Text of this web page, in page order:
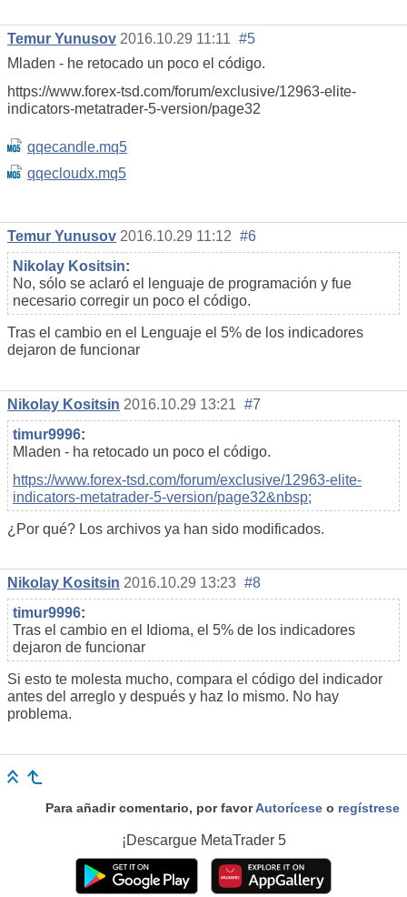
Temur Yunusov 2016.10.29 11:11 #5
Mladen - he retocado un poco el código.
https://www.forex-tsd.com/forum/exclusive/12963-elite-
indicators-metatrader-5-version/page32
qqecandle.mq5
qqecloudx.mq5
Temur Yunusov 2016.10.29 11:12 #6
Nikolay Kositsin:
No, sólo se aclaró el lenguaje de programación y fue
necesario corregir un poco el código.
Tras el cambio en el Lenguaje el 5% de los indicadores
dejaron de funcionar
Nikolay Kositsin 2016.10.29 13:21 #7
timur9996:
Mladen - ha retocado un poco el código.
https://www.forex-tsd.com/forum/exclusive/12963-elite-
indicators-metatrader-5-version/page32&nbsp;
¿Por qué? Los archivos ya han sido modificados.
Nikolay Kositsin 2016.10.29 13:23 #8
timur9996:
Tras el cambio en el Idioma, el 5% de los indicadores
dejaron de funcionar
Si esto te molesta mucho, compara el código del indicador
antes del arreglo y después y haz lo mismo. No hay
problema.
Para añadir comentario, por favorAutorícese o regístrese
¡Descargue MetaTrader 5